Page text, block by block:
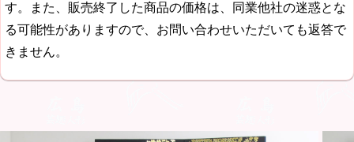
す。また、販売終了した商品の価格は、同業他社の迷惑とな
る可能性がありますので、お問い合わせいただいても返答で
きません。